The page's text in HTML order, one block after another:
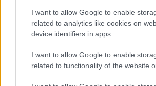
I want to allow Google to enable
related to analytics like cookies on
device identifiers in apps.
I want to allow Google to enable
related to functionality of the website